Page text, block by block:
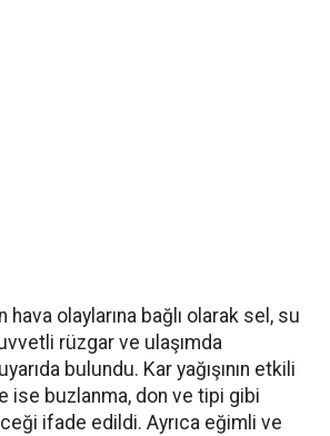
hava olaylarına bağlı olarak sel, su
kuvvetli rüzgar ve ulaşımda
bulundu. Kar yağışının etkili
ise buzlanma, don ve tipi gibi
ifade edildi. Ayrıca eğimli ve